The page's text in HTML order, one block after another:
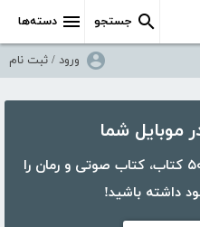
دسته‌ها جستجو
ورود / ثبت نام
با اپلیکیشن کتابراه، بیش از ۵۰،۰۰۰ کتاب، کتاب صوتی و رمان را
داشته باشید!